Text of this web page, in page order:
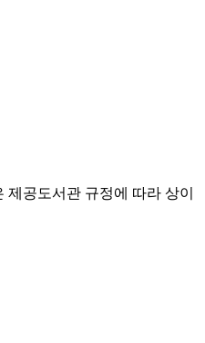
공도서관 규정에 따라 상이